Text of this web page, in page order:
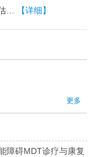
…
【详细】
更多
障碍MDT诊疗与康复